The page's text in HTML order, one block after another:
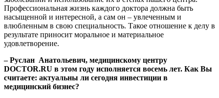
Профессиональная жизнь каждого доктора должна быть
насыщенной и интересной, а сам он – увлеченным и
влюбленным в свою специальность. Такое отношение к делу в
результате приносит моральное и материальное
удовлетворение.
– Руслан Анатольевич, медицинскому центру
DOCTOR.RU в этом году исполняется восемь лет. Как Вы
считаете: актуальны ли сегодня инвестиции в
медицинский бизнес?